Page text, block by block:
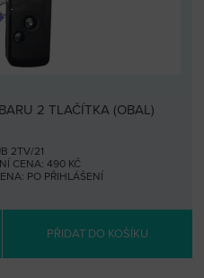
2 TLAČÍTKA (OBAL)
2TV/21
CENA: 490 KČ
PO PŘIHLÁŠENÍ
PŘIDAT DO KOŠÍKU